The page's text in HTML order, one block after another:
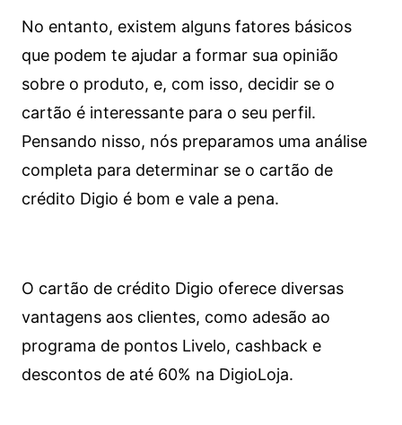
No entanto, existem alguns fatores básicos
que podem te ajudar a formar sua opinião
sobre o produto, e, com isso, decidir se o
cartão é interessante para o seu perfil.
Pensando nisso, nós preparamos uma análise
completa para determinar se o cartão de
crédito Digio é bom e vale a pena.
O cartão de crédito Digio oferece diversas
vantagens aos clientes, como adesão ao
programa de pontos Livelo, cashback e
descontos de até 60% na DigioLoja.